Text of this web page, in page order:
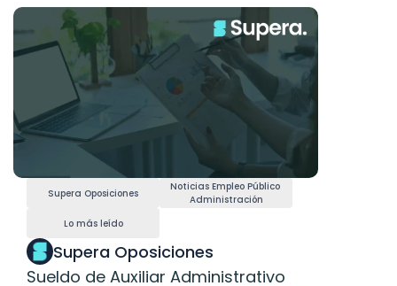
Supera Oposiciones
Noticias Empleo Público
Administración
Lo más leído
Supera Oposiciones
Sueldo de Auxiliar Administrativo